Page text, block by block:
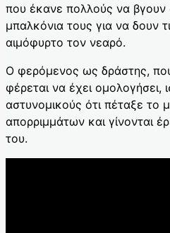
που έκανε πολλούς να
μπαλκόνια τους για να δουν
αιμόφυρτο τον νεαρό.
Ο φερόμενος ως δράστης,
φέρεται να έχει ομολογήσει,
αστυνομικούς ότι πέταξε το
απορριμμάτων και γίνονται
του.